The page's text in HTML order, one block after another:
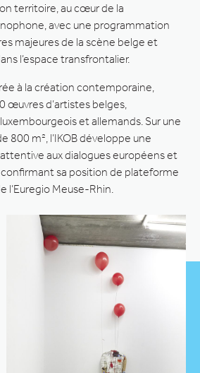
territoire, au cœur de la
avec une programmation
majeures de la scène belge et
l’espace transfrontalier.
à la création contemporaine,
œuvres d’artistes belges,
et allemands. Sur une
800 m², l’IKOB développe une
aux dialogues européens et
confirmant sa position de plateforme
l’Euregio Meuse-Rhin.